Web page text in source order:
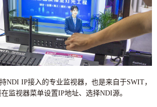
NDI IP接入的专业监视器，也是来自于SWIT，
监视器菜单设置IP地址、选择NDI源。